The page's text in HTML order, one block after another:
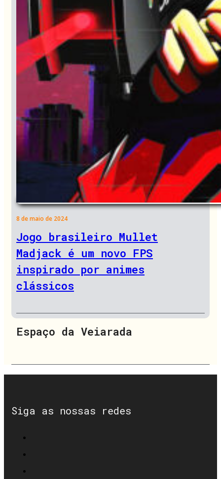
8 de maio de 2024
Jogo brasileiro Mullet
Madjack é um novo FPS
inspirado por animes
clássicos
Espaço da Veiarada
Siga as nossas redes